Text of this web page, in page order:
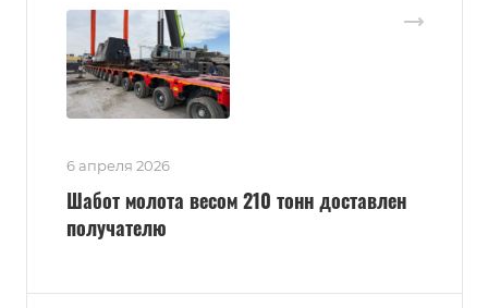
6 апреля 2026
Шабот молота весом 210 тонн доставлен
получателю